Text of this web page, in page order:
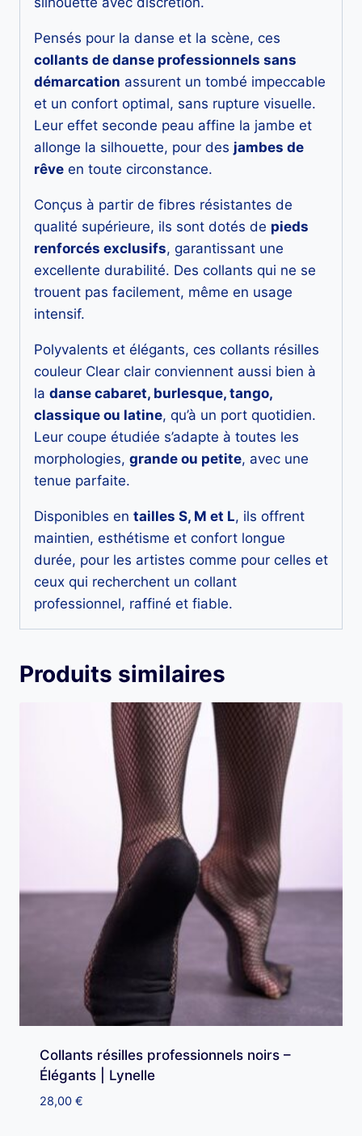
Pensés pour la danse et la scène, ces
collants de danse professionnels sans
démarcation assurent un tombé impeccable
et un confort optimal, sans rupture visuelle.
Leur effet seconde peau affine la jambe et
allonge la silhouette, pour des jambes de
rêve en toute circonstance.
Conçus à partir de fibres résistantes de
qualité supérieure, ils sont dotés de pieds
renforcés exclusifs, garantissant une
excellente durabilité. Des collants qui ne se
trouent pas facilement, même en usage
intensif.
Polyvalents et élégants, ces collants résilles
couleur Clear clair conviennent aussi bien à
la danse cabaret, burlesque, tango,
classique ou latine, qu’à un port quotidien.
Leur coupe étudiée s’adapte à toutes les
morphologies, grande ou petite, avec une
tenue parfaite.
Disponibles en tailles S, M et L, ils offrent
maintien, esthétisme et confort longue
durée, pour les artistes comme pour celles et
ceux qui recherchent un collant
professionnel, raffiné et fiable.
Produits similaires
Collants résilles professionnels noirs –
Élégants | Lynelle
28,00 €